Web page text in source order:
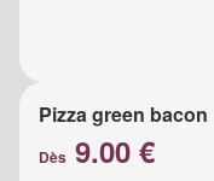
Pizza green bacon
Dès 9.00 €